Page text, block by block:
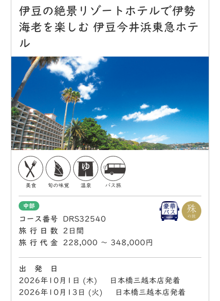
伊豆の絶景リゾートホテルで伊勢
海老を楽しむ 伊豆今井浜東急ホテ
ル
美食 旬の味覚 温泉 バス旅
中部
コース番号
DRS32540
旅行日数
2日間
旅行代金
228,000 〜 348,000円
出 発 日
2026年10月1日 (木) 日本橋三越本店発着
2026年10月13日 (火) 日本橋三越本店発着